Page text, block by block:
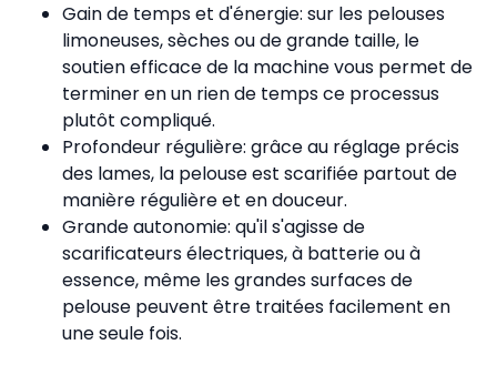
Gain de temps et d'énergie: sur les pelouses
limoneuses, sèches ou de grande taille, le
soutien efficace de la machine vous permet de
terminer en un rien de temps ce processus
plutôt compliqué.
Profondeur régulière: grâce au réglage précis
des lames, la pelouse est scarifiée partout de
manière régulière et en douceur.
Grande autonomie: qu'il s'agisse de
scarificateurs électriques, à batterie ou à
essence, même les grandes surfaces de
pelouse peuvent être traitées facilement en
une seule fois.